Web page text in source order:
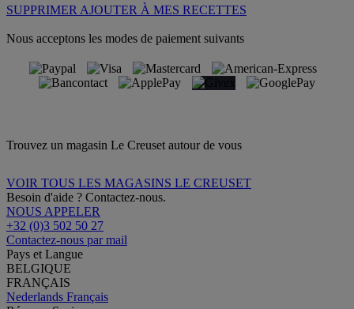
SUPPRIMER AJOUTER À MES RECETTES
Nous acceptons les modes de paiement suivants
Trouvez un magasin Le Creuset autour de vous
VOIR TOUS LES MAGASINS LE CREUSET
Besoin d'aide ? Contactez-nous.
NOUS APPELER
+32 (0)3 502 50 27
Contactez-nous par mail
Pays et Langue
BELGIQUE
FRANÇAIS
Nederlands Français